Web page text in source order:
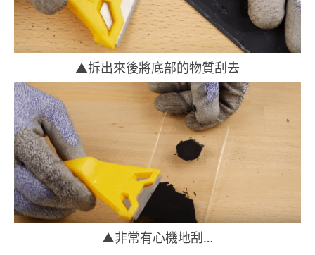
▲拆出來後將底部的物質刮去
▲非常有心機地刮…